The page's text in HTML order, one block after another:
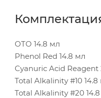
OTO 14.8 мл
Phenol Red 14.8 мл
Cyanuric Acid Reagent
Total Alkalinity #10 14.8
Total Alkalinity #20